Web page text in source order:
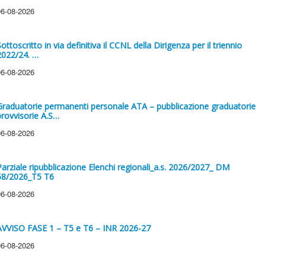
08-2026
in via definitiva il CCNL della Dirigenza per il triennio
24. …
08-2026
permanenti personale ATA – pubblicazione graduatorie
A.S…
08-2026
ripubblicazione Elenchi regionali_a.s. 2026/2027_ DM
2026_T5 T6
08-2026
FASE 1 – T5 e T6 – INR 2026-27
08-2026